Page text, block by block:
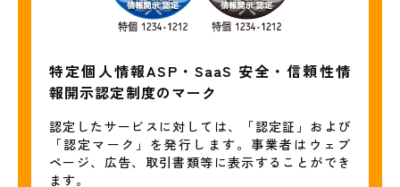
行、カスタマイズも柔軟に対応できるクラウド型
のマイナンバー管理サービス
スパイラル株式会社
認定年月日
2017.12.21
サービスサイト
特定個人情報ASP・SaaS 安全・信頼性情
報開示認定制度のマーク
認定したサービスに対しては、「認定証」および
「認定マーク」を発行します。事業者はウェブ
ページ、広告、取引書類等に表示することができ
ます。